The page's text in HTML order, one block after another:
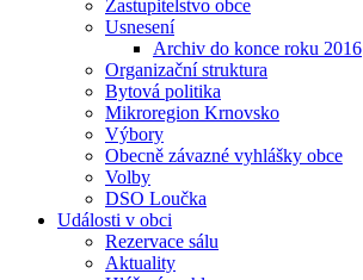
Zastupitelstvo obce
Usnesení
Archiv do konce roku 2016
Organizační struktura
Bytová politika
Mikroregion Krnovsko
Výbory
Obecně závazné vyhlášky obce
Volby
DSO Loučka
Události v obci
Rezervace sálu
Aktuality